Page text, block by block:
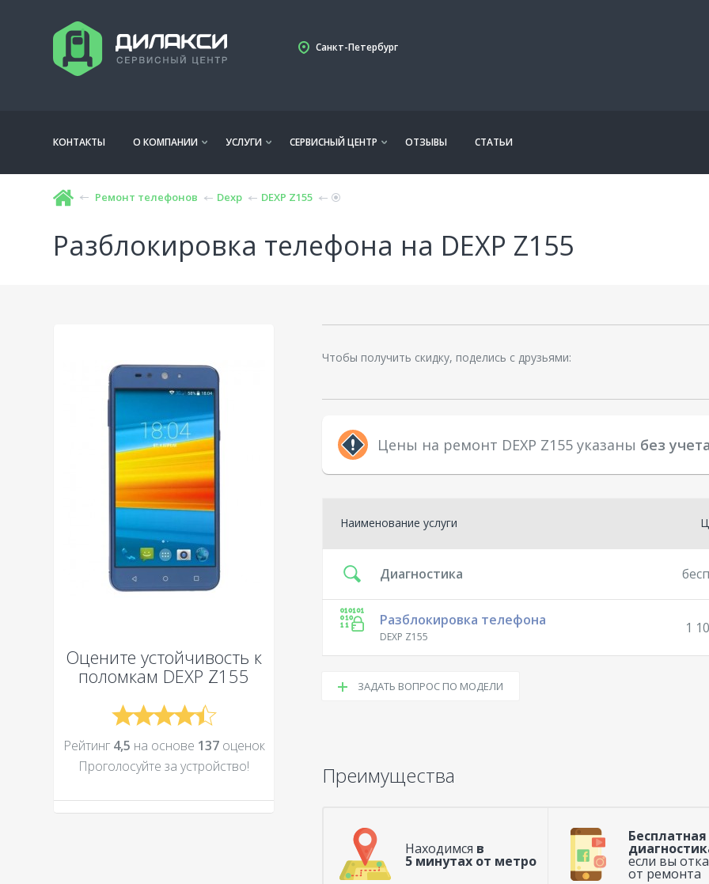
Санкт-Петербург
КОНТАКТЫ О КОМПАНИИ УСЛУГИ СЕРВИСНЫЙ ЦЕНТР ОТЗЫВЫ СТАТЬИ
Ремонт телефонов Dexp DEXP Z155
Разблокировка телефона на DEXP Z155
Оцените устойчивость к
поломкам DEXP Z155
Рейтинг 4,5 на основе 137оценок
Проголосуйте за устройcтво!
Чтобы получить скидку, поделись с друзьями:
Цены на ремонт DEXP Z155 указаны без
Наименование услуги
Диагностика
Разблокировка телефона
DEXP Z155
1
ЗАДАТЬ ВОПРОС ПО МОДЕЛИ
Преимущества
Находимся в
5 минутах от метро
Бесплатная
если вы
от ремонта